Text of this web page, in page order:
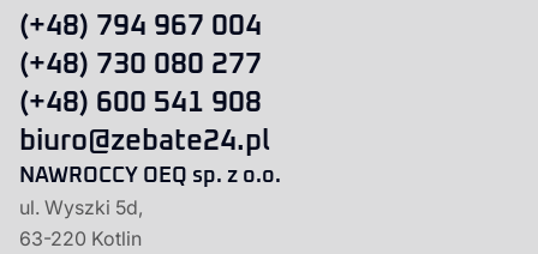
(+48) 794 967 004
(+48) 730 080 277
(+48) 600 541 908
biuro@zebate24.pl
NAWROCCY OEQ sp. z o.o.
ul. Wyszki 5d,
63-220 Kotlin